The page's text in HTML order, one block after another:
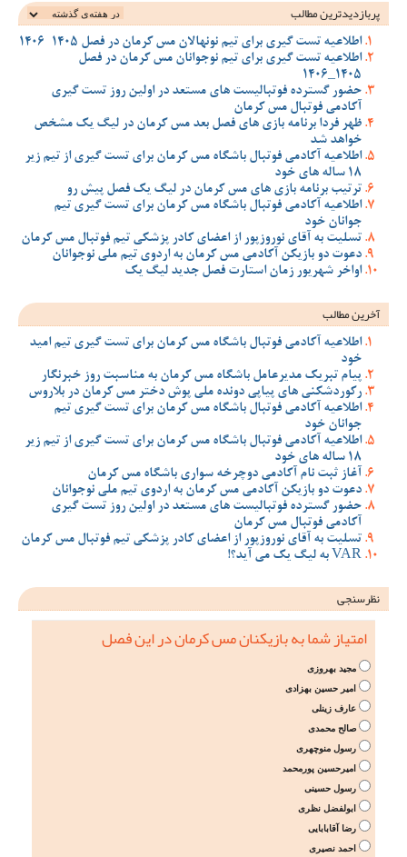
پربازدیدترین‌ مطالب
اطلاعیه تست گیری برای تیم نونهالان مس کرمان در فصل 1405-1406
اطلاعیه تست گیری برای تیم نوجوانان مس کرمان در فصل
1405_1406
حضور گسترده فوتبالیست های مستعد در اولین روز تست گیری
آکادمی فوتبال مس کرمان
ظهر فردا برنامه بازی های فصل بعد مس کرمان در لیگ یک مشخص
خواهد شد
اطلاعیه آکادمی فوتبال باشگاه مس کرمان برای تست گیری از تیم زیر
18 ساله های خود
ترتیب برنامه بازی های مس کرمان در لیگ یک فصل پیش رو
اطلاعیه آکادمی فوتبال باشگاه مس کرمان برای تست گیری تیم
جوانان خود
تسلیت به آقای نوروزپور از اعضای کادر پزشکی تیم فوتبال مس کرمان
دعوت دو بازیکن آکادمی مس کرمان به اردوی تیم ملی نوجوانان
اواخر شهریور زمان استارت فصل جدید لیگ یک
آخرین مطالب
اطلاعیه آکادمی فوتبال باشگاه مس کرمان برای تست گیری تیم امید
خود
پیام تبریک مدیرعامل باشگاه مس کرمان به مناسبت روز خبرنگار
رکوردشکنی های پیاپی دونده ملی پوش دختر مس کرمان در بلاروس
اطلاعیه آکادمی فوتبال باشگاه مس کرمان برای تست گیری تیم
جوانان خود
اطلاعیه آکادمی فوتبال باشگاه مس کرمان برای تست گیری از تیم زیر
18 ساله های خود
آغاز ثبت نام آکادمی دوچرخه سواری باشگاه مس کرمان
دعوت دو بازیکن آکادمی مس کرمان به اردوی تیم ملی نوجوانان
حضور گسترده فوتبالیست های مستعد در اولین روز تست گیری
آکادمی فوتبال مس کرمان
تسلیت به آقای نوروزپور از اعضای کادر پزشکی تیم فوتبال مس کرمان
VAR به لیگ یک می آید؟!
نظرسنجی
امتیاز شما به بازیکنان مس کرمان در این فصل
مجید بهروزی
امیر حسین بهزادی
عارف زینلی
صالح محمدی
رسول منوچهری
امیرحسین پورمحمد
رسول حسینی
ابولفضل نظری
رضا آقابابایی
احمد نصیری